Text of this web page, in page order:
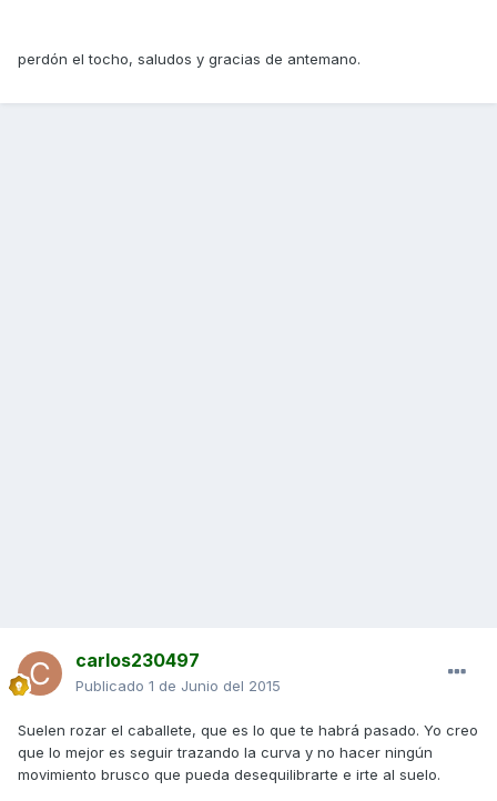
perdón el tocho, saludos y gracias de antemano.
carlos230497
Publicado 1 de Junio del 2015
Suelen rozar el caballete, que es lo que te habrá pasado. Yo creo
que lo mejor es seguir trazando la curva y no hacer ningún
movimiento brusco que pueda desequilibrarte e irte al suelo.